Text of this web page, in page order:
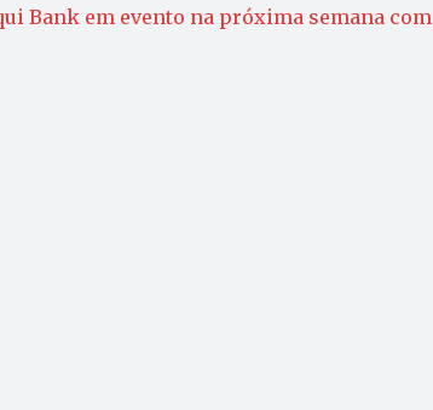
Bank em evento na próxima semana com